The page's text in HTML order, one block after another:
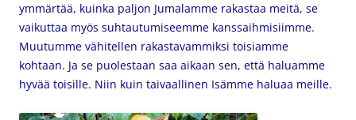
ymmärtää, kuinka paljon Jumalamme rakastaa meitä, se
vaikuttaa myös suhtautumiseemme kanssaihmisiimme.
Muutumme vähitellen rakastavammiksi toisiamme
kohtaan. Ja se puolestaan saa aikaan sen, että haluamme
hyvää toisille. Niin kuin taivaallinen Isämme haluaa meille.